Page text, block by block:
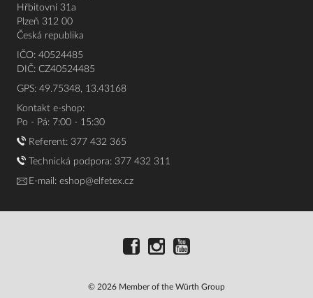
Hřbitovní 31a
Plzeň 312 00
Česká republika
IČO: 40524485
DIČ: CZ40524485
GPS: 49.75348, 13.43168
Kontakt e-shop:
Po - Pá: 7:00 - 15:30
Referent: 377 432 365
Technická podpora: 377 432 311
E-mail: eshop@elfetex.cz
© 2026 Member of the Würth Group